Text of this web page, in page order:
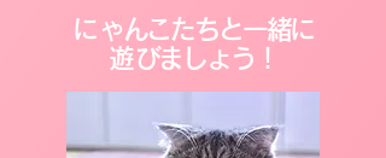
​にゃんこたちと一緒に
​遊びましょう！